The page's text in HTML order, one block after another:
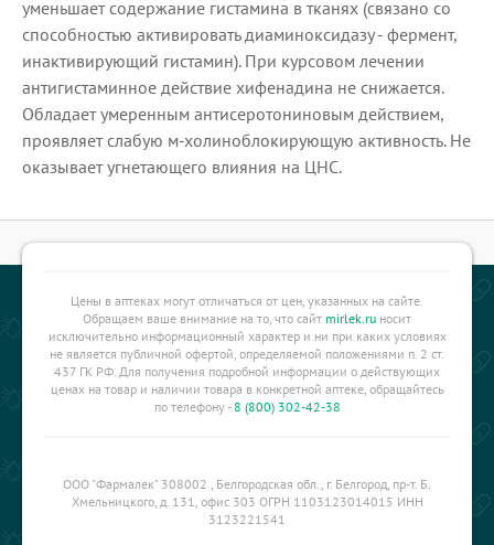
уменьшает содержание гистамина в тканях (связано со
способностью активировать диаминоксидазу - фермент,
инактивирующий гистамин). При курсовом лечении
антигистаминное действие хифенадина не снижается.
Обладает умеренным антисеротониновым действием,
проявляет слабую м-холиноблокирующую активность. Не
оказывает угнетающего влияния на ЦНС.
Цены в аптеках могут отличаться от цен, указанных на сайте.
Обращаем ваше внимание на то, что сайт mirlek.ru носит
исключительно информационный характер и ни при каких условиях
не является публичной офертой, определяемой положениями п. 2 ст.
437 ГК РФ. Для получения подробной информации о действующих
ценах на товар и наличии товара в конкретной аптеке, обращайтесь
по телефону -8 (800) 302-42-38
ООО "Фармалек" 308002 , Белгородская обл., г. Белгород, пр-т. Б.
Хмельницкого, д. 131, офис 303 ОГРН 1103123014015 ИНН
3123221541